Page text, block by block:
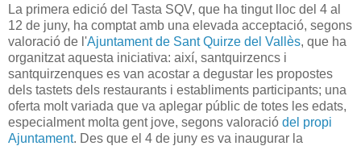
La primera edició del Tasta SQV, que ha tingut lloc del 4 al
12 de juny, ha comptat amb una elevada acceptació, segons
valoració de l'Ajuntament de Sant Quirze del Vallès, que ha
organitzat aquesta iniciativa: així, santquirzencs i
santquirzenques es van acostar a degustar les propostes
dels tastets dels restaurants i establiments participants; una
oferta molt variada que va aplegar públic de totes les edats,
especialment molta gent jove, segons valoració del propi
Ajuntament. Des que el 4 de juny es va inaugurar la